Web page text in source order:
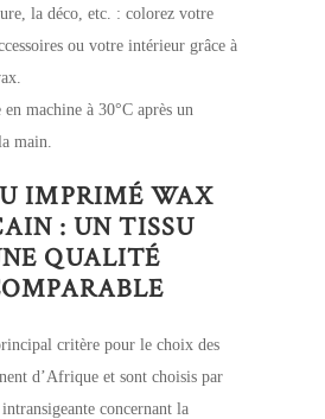
la déco, etc. : colorez votre
ou votre intérieur grâce à
machine à 30°C après un
main.
IMPRIMÉ WAX
: UN TISSU
QUALITÉ
critère pour le choix des
d’Afrique et sont choisis par
concernant la